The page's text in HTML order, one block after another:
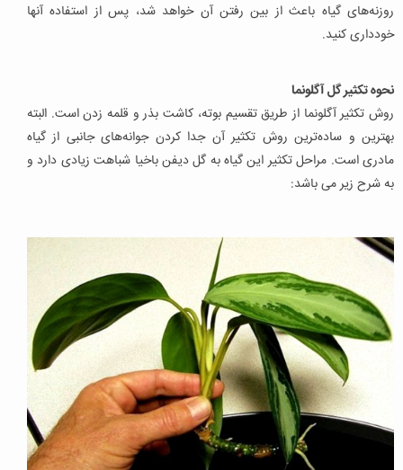
روزنه‌های گیاه باعث از بین رفتن آن خواهد شد، پس از استفاده آنها
خودداری کنید.
نحوه تکثیر گل آگلونما
روش تکثیر آگلونما از طریق تقسیم بوته، کاشت بذر و قلمه زدن است. البته
بهترین و ساده‌ترین روش تکثیر آن جدا کردن جوانه‌های جانبی از گیاه
مادری است. مراحل تکثیر این گیاه به گل دیفن باخیا شباهت زیادی دارد و
به شرح زیر می باشد: